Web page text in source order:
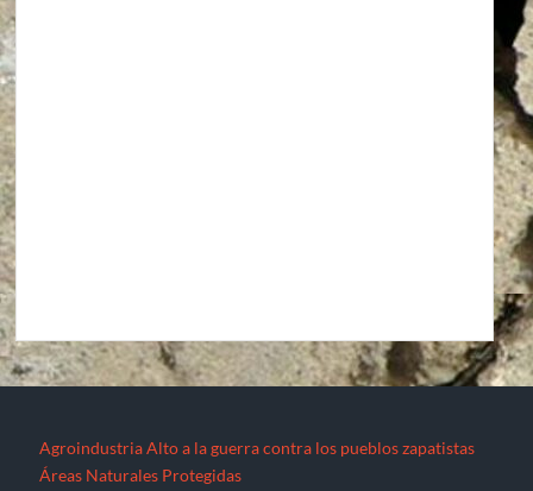
Agroindustria Alto a la guerra contra los pueblos zapatistas
Áreas Naturales Protegidas